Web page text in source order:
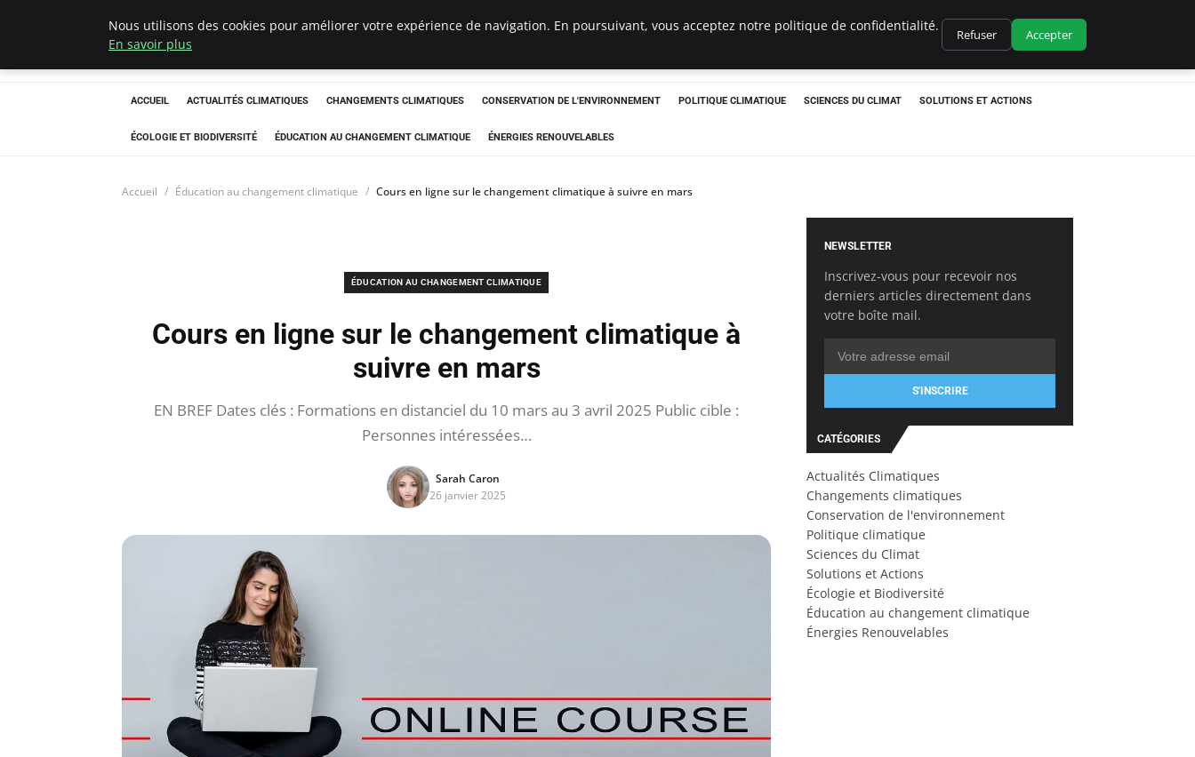
Climatedebtagents
ACCUEIL ACTUALITÉS CLIMATIQUES CHANGEMENTS CLIMATIQUES CONSERVATION DE L'ENVIRONNEMENT POLITIQUE CLIMATIQUE SCIENCES DU CLIMAT SOLUTIONS ET ACTIONS
ÉCOLOGIE ET BIODIVERSITÉ ÉDUCATION AU CHANGEMENT CLIMATIQUE ÉNERGIES RENOUVELABLES
Accueil Éducation au changement climatique Cours en ligne sur le changement climatique à suivre en mars
ÉDUCATION AU CHANGEMENT CLIMATIQUE
Cours en ligne sur le changement climatique à
suivre en mars
EN BREF Dates clés : Formations en distanciel du 10 mars au 3 avril 2025 Public cible :
Personnes intéressées…
Sarah Caron
26 janvier 2025
NEWSLETTER
Inscrivez-vous pour recevoir nos
derniers articles directement dans
votre boîte mail.
S'INSCRIRE
CATÉGORIES
Actualités Climatiques
Changements climatiques
Conservation de l'environnement
Politique climatique
Sciences du Climat
Solutions et Actions
Écologie et Biodiversité
Éducation au changement climatique
Énergies Renouvelables
Nous utilisons des cookies pour améliorer votre expérience de navigation. En poursuivant, vous acceptez notre politique de confidentialité.
En savoir plus
Refuser Accepter